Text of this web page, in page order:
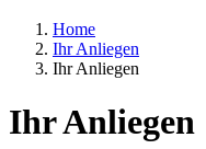
Home
Ihr Anliegen
Ihr Anliegen
Ihr Anliegen